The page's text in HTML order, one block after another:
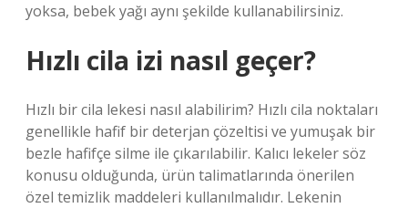
yoksa, bebek yağı aynı şekilde kullanabilirsiniz.
Hızlı cila izi nasıl geçer?
Hızlı bir cila lekesi nasıl alabilirim? Hızlı cila noktaları
genellikle hafif bir deterjan çözeltisi ve yumuşak bir
bezle hafifçe silme ile çıkarılabilir. Kalıcı lekeler söz
konusu olduğunda, ürün talimatlarında önerilen
özel temizlik maddeleri kullanılmalıdır. Lekenin